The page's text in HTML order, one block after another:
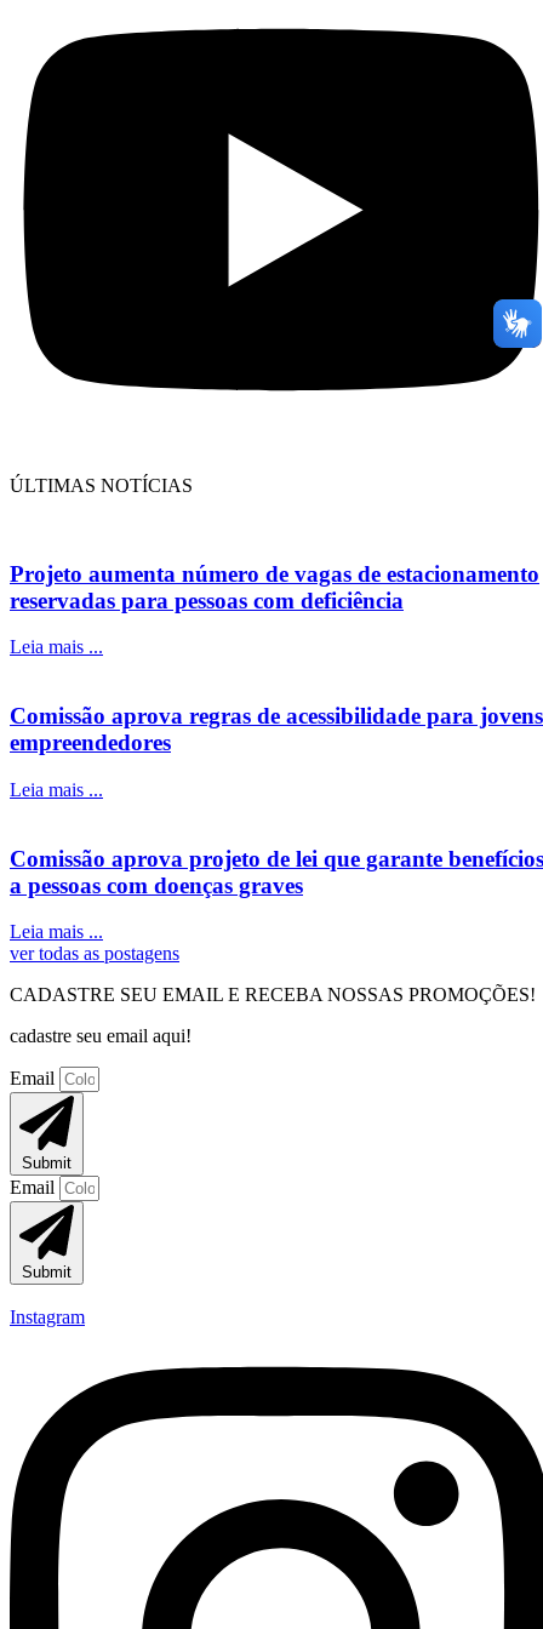
ÚLTIMAS NOTÍCIAS
Projeto aumenta número de vagas de estacionamento
reservadas para pessoas com deficiência
Leia mais ...
Comissão aprova regras de acessibilidade para jovens
empreendedores
Leia mais ...
Comissão aprova projeto de lei que garante benefícios
a pessoas com doenças graves
Leia mais ...
ver todas as postagens
CADASTRE SEU EMAIL E RECEBA NOSSAS PROMOÇÕES!
cadastre seu email aqui!
Email
Submit
Email
Submit
Instagram